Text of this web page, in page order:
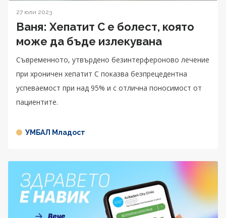
27 юли 2023
Ваня: Хепатит С е болест, която
може да бъде излекувана
Съвременното, утвърдено безинтерфероново лечение
при хроничен хепатит С показва безпрецедентна
успеваемост при над 95% и с отлична поносимост от
пациентите.
УМБАЛ Младост